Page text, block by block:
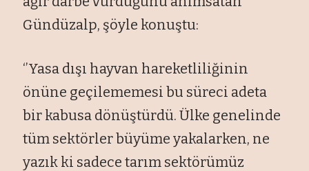
Gündüzalp, şöyle konuştu:
‘’Yasa dışı hayvan hareketliliğinin
önüne geçilememesi bu süreci adeta
bir kabusa dönüştürdü. Ülke genelinde
tüm sektörler büyüme yakalarken, ne
yazık ki sadece tarım sektörümüz